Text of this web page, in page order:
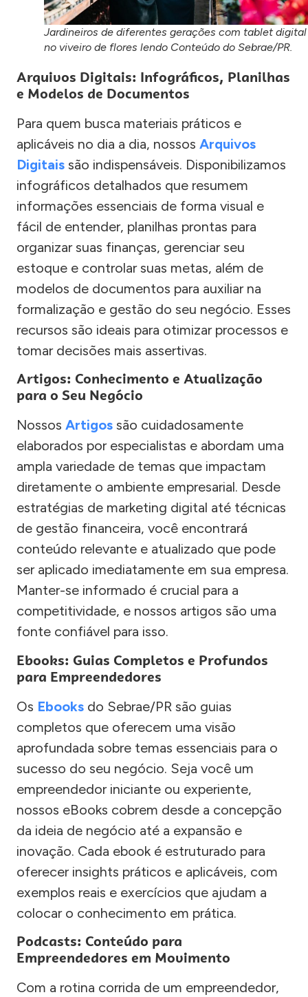
Jardineiros de diferentes gerações com tablet digital
no viveiro de flores lendo Conteúdo do Sebrae/PR.
Arquivos Digitais: Infográficos, Planilhas
e Modelos de Documentos
Para quem busca materiais práticos e
aplicáveis no dia a dia, nossos Arquivos
Digitais são indispensáveis. Disponibilizamos
infográficos detalhados que resumem
informações essenciais de forma visual e
fácil de entender, planilhas prontas para
organizar suas finanças, gerenciar seu
estoque e controlar suas metas, além de
modelos de documentos para auxiliar na
formalização e gestão do seu negócio. Esses
recursos são ideais para otimizar processos e
tomar decisões mais assertivas.
Artigos: Conhecimento e Atualização
para o Seu Negócio
Nossos Artigos são cuidadosamente
elaborados por especialistas e abordam uma
ampla variedade de temas que impactam
diretamente o ambiente empresarial. Desde
estratégias de marketing digital até técnicas
de gestão financeira, você encontrará
conteúdo relevante e atualizado que pode
ser aplicado imediatamente em sua empresa.
Manter-se informado é crucial para a
competitividade, e nossos artigos são uma
fonte confiável para isso.
Ebooks: Guias Completos e Profundos
para Empreendedores
Os Ebooks do Sebrae/PR são guias
completos que oferecem uma visão
aprofundada sobre temas essenciais para o
sucesso do seu negócio. Seja você um
empreendedor iniciante ou experiente,
nossos eBooks cobrem desde a concepção
da ideia de negócio até a expansão e
inovação. Cada ebook é estruturado para
oferecer insights práticos e aplicáveis, com
exemplos reais e exercícios que ajudam a
colocar o conhecimento em prática.
Podcasts: Conteúdo para
Empreendedores em Movimento
Com a rotina corrida de um empreendedor,